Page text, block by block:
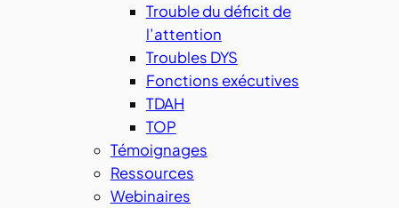
Trouble du déficit de
l’attention
Troubles DYS
Fonctions exécutives
TDAH
TOP
Témoignages
Ressources
Webinaires